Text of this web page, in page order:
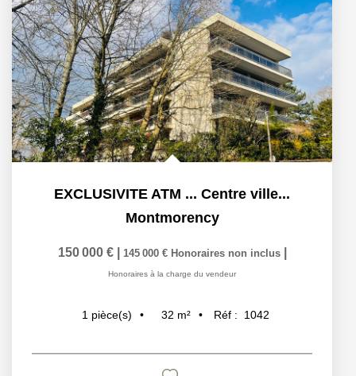
EXCLUSIVITE ATM ... Centre ville...
Montmorency
150 000 € 145 000 € Honoraires non inclus
Honoraires à la charge du vendeur
1 pièce(s) 32 m² Réf : 1042